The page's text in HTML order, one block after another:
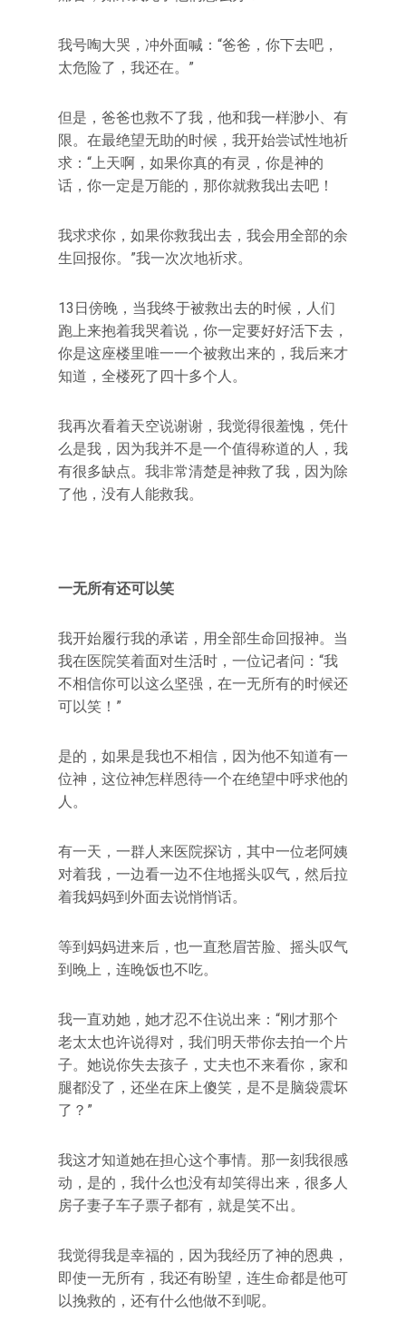
我号啕大哭，冲外面喊：“爸爸，你下去吧，
太危险了，我还在。”
但是，爸爸也救不了我，他和我一样渺小、有
限。在最绝望无助的时候，我开始尝试性地祈
求：“上天啊，如果你真的有灵，你是神的
话，你一定是万能的，那你就救我出去吧！
我求求你，如果你救我出去，我会用全部的余
生回报你。”我一次次地祈求。
13日傍晚，当我终于被救出去的时候，人们
跑上来抱着我哭着说，你一定要好好活下去，
你是这座楼里唯一一个被救出来的，我后来才
知道，全楼死了四十多个人。
我再次看着天空说谢谢，我觉得很羞愧，凭什
么是我，因为我并不是一个值得称道的人，我
有很多缺点。我非常清楚是神救了我，因为除
了他，没有人能救我。
一无所有还可以笑
我开始履行我的承诺，用全部生命回报神。当
我在医院笑着面对生活时，一位记者问：“我
不相信你可以这么坚强，在一无所有的时候还
可以笑！”
是的，如果是我也不相信，因为他不知道有一
位神，这位神怎样恩待一个在绝望中呼求他的
人。
有一天，一群人来医院探访，其中一位老阿姨
对着我，一边看一边不住地摇头叹气，然后拉
着我妈妈到外面去说悄悄话。
等到妈妈进来后，也一直愁眉苦脸、摇头叹气
到晚上，连晚饭也不吃。
我一直劝她，她才忍不住说出来：“刚才那个
老太太也许说得对，我们明天带你去拍一个片
子。她说你失去孩子，丈夫也不来看你，家和
腿都没了，还坐在床上傻笑，是不是脑袋震坏
了？”
我这才知道她在担心这个事情。那一刻我很感
动，是的，我什么也没有却笑得出来，很多人
房子妻子车子票子都有，就是笑不出。
我觉得我是幸福的，因为我经历了神的恩典，
即使一无所有，我还有盼望，连生命都是他可
以挽救的，还有什么他做不到呢。